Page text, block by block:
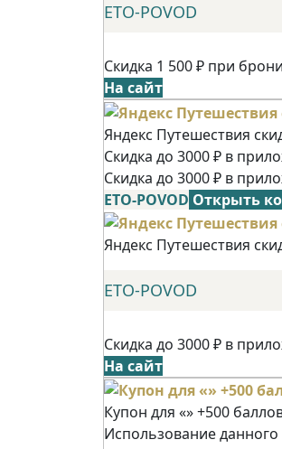
ETO-POVOD
Скидка 1 500 ₽ при
На сайт
Яндекс Путешествия
Скидка до 3000 ₽ в
Скидка до 3000 ₽ в
ETO-POVOD Открыть
Яндекс Путешествия
ETO-POVOD
Скидка до 3000 ₽ в
На сайт
Купон для «» +500
Использование